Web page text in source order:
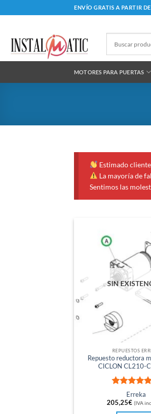
al
ENVÍO GRATIS A PARTIR
MOTORES PARA PUERTAS
Estimado
La mayoría de
Sentimos las
SIN
REPUESTOS
Repuesto reductora
CICLON CL210-
Valorado
con5de 5
Erreka
205,25€ (IVA